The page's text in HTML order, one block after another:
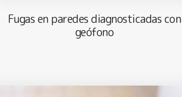
Fugas en paredes diagnosticadas con
geófono